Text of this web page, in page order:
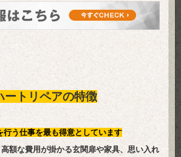
ートリペアの特徴
行う仕事を最も得意としています
額な費用が掛かる玄関扉や家具、思い入れ